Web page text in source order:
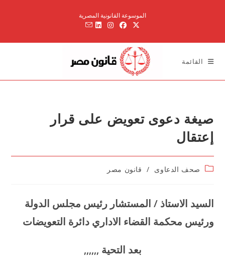
الموسوعة القانونية المصرية
القائمة
صيغة دعوى تعويض على قرار
إعتقال
Postصحف الدعاوى / قانون مصر
السيد الاستاذ / المستشار رئيس مجلس الدولة
ورئيس محكمة القضاء الاداري دائرة التعويضات
بعد التحية ,,,,,,